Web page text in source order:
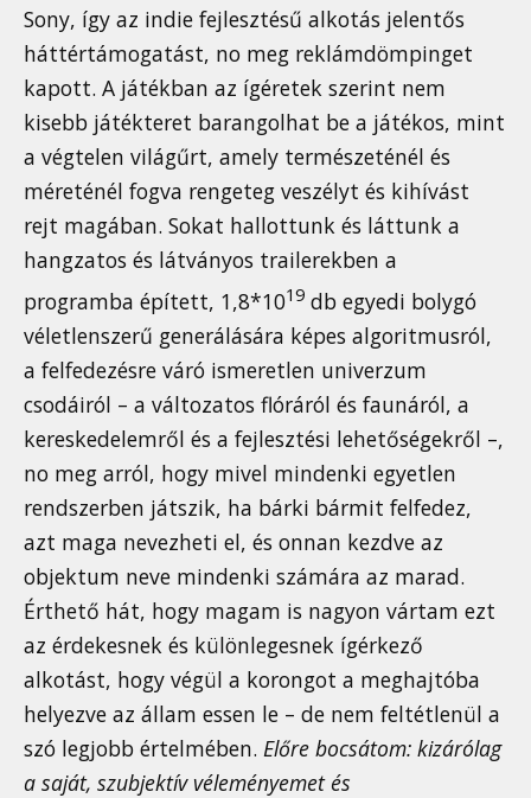
Sony, így az indie fejlesztésű alkotás jelentős
háttértámogatást, no meg reklámdömpinget
kapott. A játékban az ígéretek szerint nem
kisebb játékteret barangolhat be a játékos, mint
a végtelen világűrt, amely természeténél és
méreténél fogva rengeteg veszélyt és kihívást
rejt magában. Sokat hallottunk és láttunk a
hangzatos és látványos trailerekben a
programba épített, 1,8*1019 db egyedi bolygó
véletlenszerű generálására képes algoritmusról,
a felfedezésre váró ismeretlen univerzum
csodáiról – a változatos flóráról és faunáról, a
kereskedelemről és a fejlesztési lehetőségekről –,
no meg arról, hogy mivel mindenki egyetlen
rendszerben játszik, ha bárki bármit felfedez,
azt maga nevezheti el, és onnan kezdve az
objektum neve mindenki számára az marad.
Érthető hát, hogy magam is nagyon vártam ezt
az érdekesnek és különlegesnek ígérkező
alkotást, hogy végül a korongot a meghajtóba
helyezve az állam essen le – de nem feltétlenül a
szó legjobb értelmében. Előre bocsátom: kizárólag
a saját, szubjektív véleményemet és